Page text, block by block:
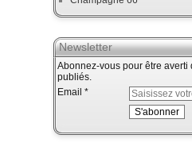
Newsletter
Abonnez-vous pour être averti
publiés.
Email